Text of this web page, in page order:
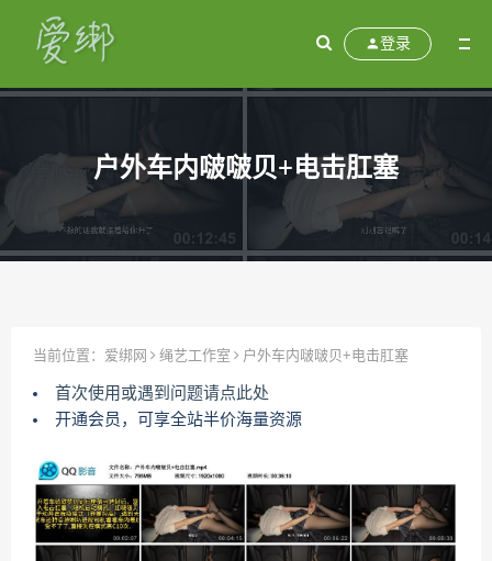
登录
户外车内啵啵贝+电击肛塞
当前位置： 爱绑网 绳艺工作室 户外车内啵啵贝+电击肛塞
首次使用或遇到问题请点此处
开通会员，可享全站半价海量资源